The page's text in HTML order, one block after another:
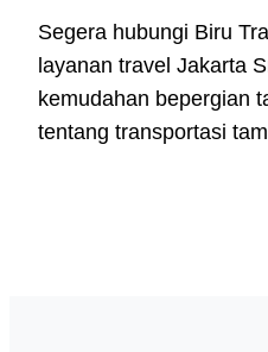
Segera hubungi Biru
layanan travel Jakarta
kemudahan bepergian
tentang transportasi